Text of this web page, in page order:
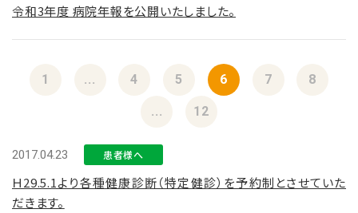
令和3年度 病院年報を公開いたしました。
1 ... 4 5 6 7 8
... 12
2017.04.23 患者様へ
Ｈ29.5.1より各種健康診断（特定健診）を予約制とさせていた
だきます。